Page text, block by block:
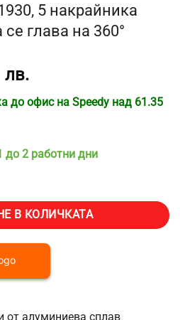
5 накрайника
глава на 360°
лв.
до офис на Speedy над 61.35
до 2 работни дни
кримпване на медни тръби
В КОЛИЧКАТА
алуминиева сплав